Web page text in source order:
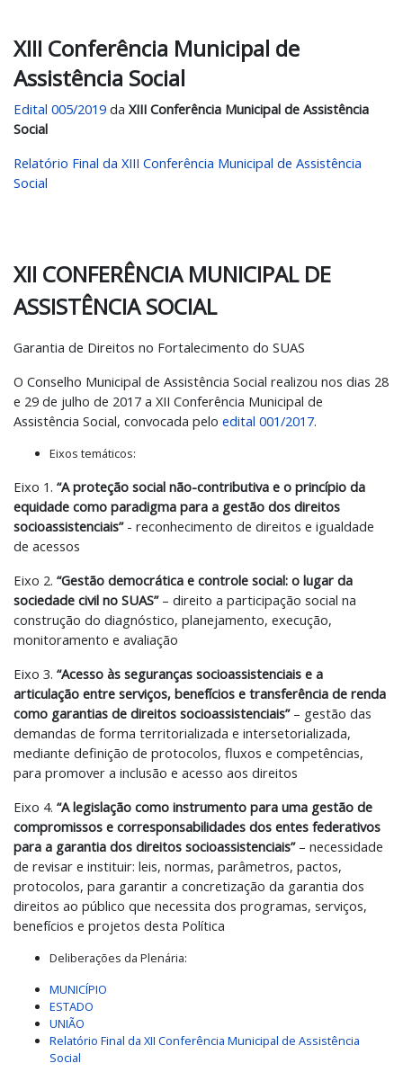
XIII Conferência Municipal de
Assistência Social
Edital 005/2019 da XIII Conferência Municipal de Assistência
Social
Relatório Final da XIII Conferência Municipal de Assistência
Social
XII CONFERÊNCIA MUNICIPAL DE
ASSISTÊNCIA SOCIAL
Garantia de Direitos no Fortalecimento do SUAS
O Conselho Municipal de Assistência Social realizou nos dias 28
e 29 de julho de 2017 a XII Conferência Municipal de
Assistência Social, convocada pelo edital 001/2017.
Eixos temáticos:
Eixo 1. “A proteção social não-contributiva e o princípio da
equidade como paradigma para a gestão dos direitos
socioassistenciais”- reconhecimento de direitos e igualdade
de acessos
Eixo 2. “Gestão democrática e controle social: o lugar da
sociedade civil no SUAS”– direito a participação social na
construção do diagnóstico, planejamento, execução,
monitoramento e avaliação
Eixo 3. “Acesso às seguranças socioassistenciais e a
articulação entre serviços, benefícios e transferência de renda
como garantias de direitos socioassistenciais”– gestão das
demandas de forma territorializada e intersetorializada,
mediante definição de protocolos, fluxos e competências,
para promover a inclusão e acesso aos direitos
Eixo 4. “A legislação como instrumento para uma gestão de
compromissos e corresponsabilidades dos entes federativos
para a garantia dos direitos socioassistenciais”– necessidade
de revisar e instituir: leis, normas, parâmetros, pactos,
protocolos, para garantir a concretização da garantia dos
direitos ao público que necessita dos programas, serviços,
benefícios e projetos desta Política
Deliberações da Plenária:
MUNICÍPIO
ESTADO
UNIÃO
Relatório Final da XII Conferência Municipal de Assistência
Social